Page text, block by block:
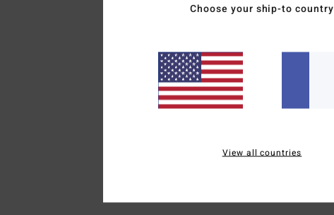
Choose your ship-to country
View all countries